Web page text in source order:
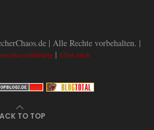
| Alle Rechte vorbehalten. |
| Über mich
TO TOP